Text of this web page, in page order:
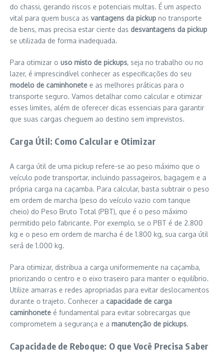
do chassi, gerando riscos e potenciais multas. É um aspecto
vital para quem busca as vantagens da pickup no transporte
de bens, mas precisa estar ciente das desvantagens da pickup
se utilizada de forma inadequada.
Para otimizar o uso misto de pickups, seja no trabalho ou no
lazer, é imprescindível conhecer as especificações do seu
modelo de caminhonete e as melhores práticas para o
transporte seguro. Vamos detalhar como calcular e otimizar
esses limites, além de oferecer dicas essenciais para garantir
que suas cargas cheguem ao destino sem imprevistos.
Carga Útil: Como Calcular e Otimizar
A carga útil de uma pickup refere-se ao peso máximo que o
veículo pode transportar, incluindo passageiros, bagagem e a
própria carga na caçamba. Para calcular, basta subtrair o peso
em ordem de marcha (peso do veículo vazio com tanque
cheio) do Peso Bruto Total (PBT), que é o peso máximo
permitido pelo fabricante. Por exemplo, se o PBT é de 2.800
kg e o peso em ordem de marcha é de 1.800 kg, sua carga útil
será de 1.000 kg.
Para otimizar, distribua a carga uniformemente na caçamba,
priorizando o centro e o eixo traseiro para manter o equilíbrio.
Utilize amarras e redes apropriadas para evitar deslocamentos
durante o trajeto. Conhecer a capacidade de carga
caminhonete é fundamental para evitar sobrecargas que
comprometem a segurança e a manutenção de pickups.
Capacidade de Reboque: O que Você Precisa Saber